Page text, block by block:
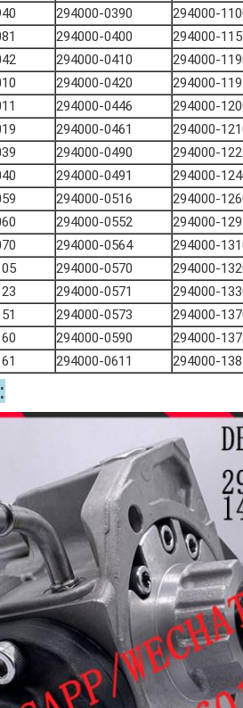
294000-0390 294000-
294000-0400 294000-
294000-0410 294000-
294000-0420 294000-
294000-0446 294000-
294000-0461 294000-
294000-0490 294000-
294000-0491 294000-
294000-0516 294000-
294000-0552 294000-
294000-0564 294000-
294000-0570 294000-
294000-0571 294000-
294000-0573 294000-
294000-0590 294000-
294000-0611 294000-